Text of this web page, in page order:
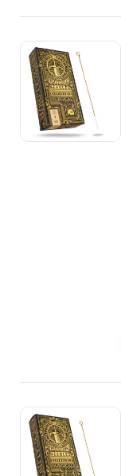
Цена
Количество
Цена
Количество